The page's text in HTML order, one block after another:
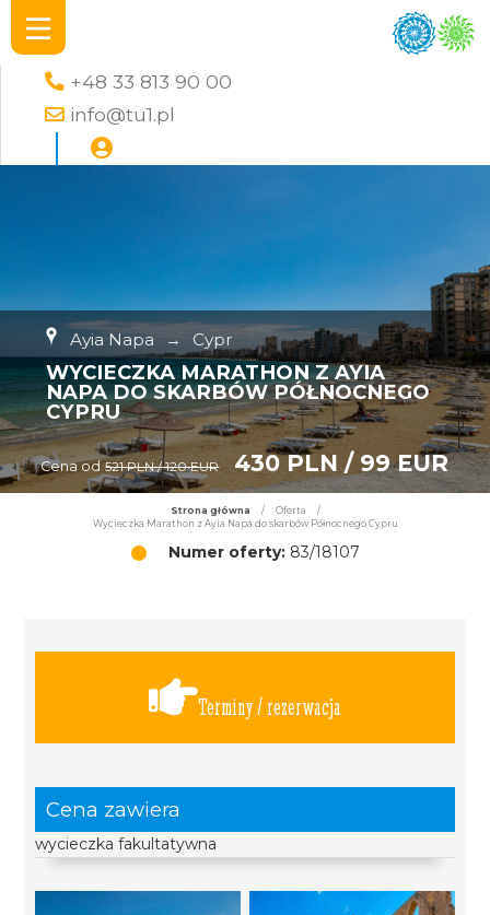
+48 33 813 90 00
info@tu1.pl
Ayia Napa → Cypr
WYCIECZKA MARATHON Z AYIA
NAPA DO SKARBÓW PÓŁNOCNEGO
CYPRU
Cena od 521 PLN / 120 EUR 430 PLN / 99 EUR
Strona główna / Oferta
/
Wycieczka Marathon z Ayia Napa do skarbów Północnego Cypru
Numer oferty:83/18107
Terminy / rezerwacja
Cena zawiera
wycieczka fakultatywna